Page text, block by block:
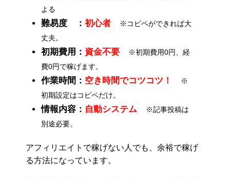
よる
難易度 ： 初心者
※コピペができれば大
丈夫。
初期費用： 資金不要
※初期費用0円、経
費0円で稼げます。
作業時間： 空き時間でコツコツ！
※
初期設定はコピペだけ。
情報内容： 自動システム
※記事投稿は
別途必要。
アフィリエイトで稼げない人でも、余裕で稼げ
る方法になっています。